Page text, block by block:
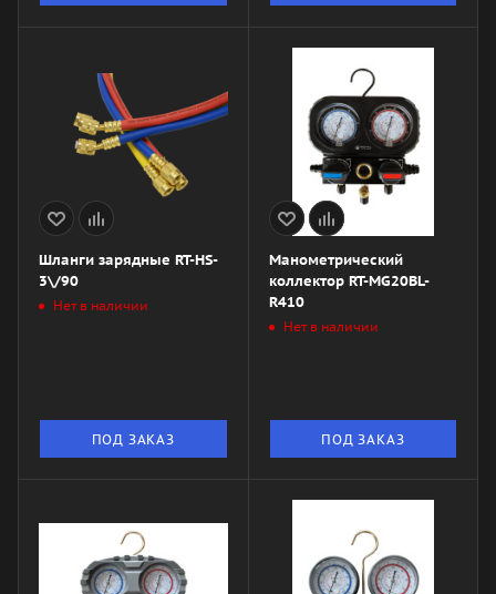
Шланги зарядные RT-HS-
3\/90
Нет в наличии
ПОД ЗАКАЗ
Манометрический
коллектор RT-MG20BL-
R410
Нет в наличии
ПОД ЗАКАЗ